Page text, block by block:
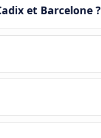
et Barcelone ?